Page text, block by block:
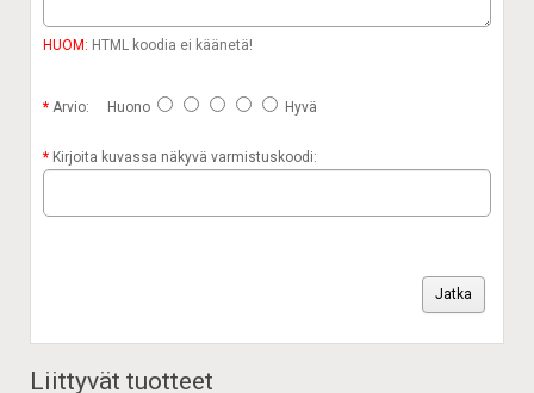
HUOM: HTML koodia ei käänetä!
Arvio: Huono Hyvä
Kirjoita kuvassa näkyvä varmistuskoodi:
Jatka
Liittyvät tuotteet